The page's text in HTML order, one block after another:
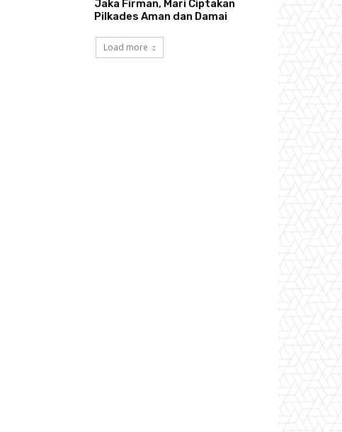
Jaka Firman, Mari Ciptakan
Pilkades Aman dan Damai
Load more